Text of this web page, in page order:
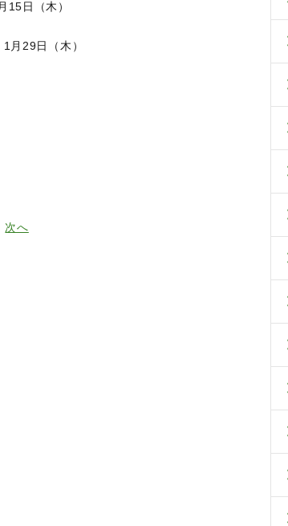
日（木）
月29日（木）
次へ